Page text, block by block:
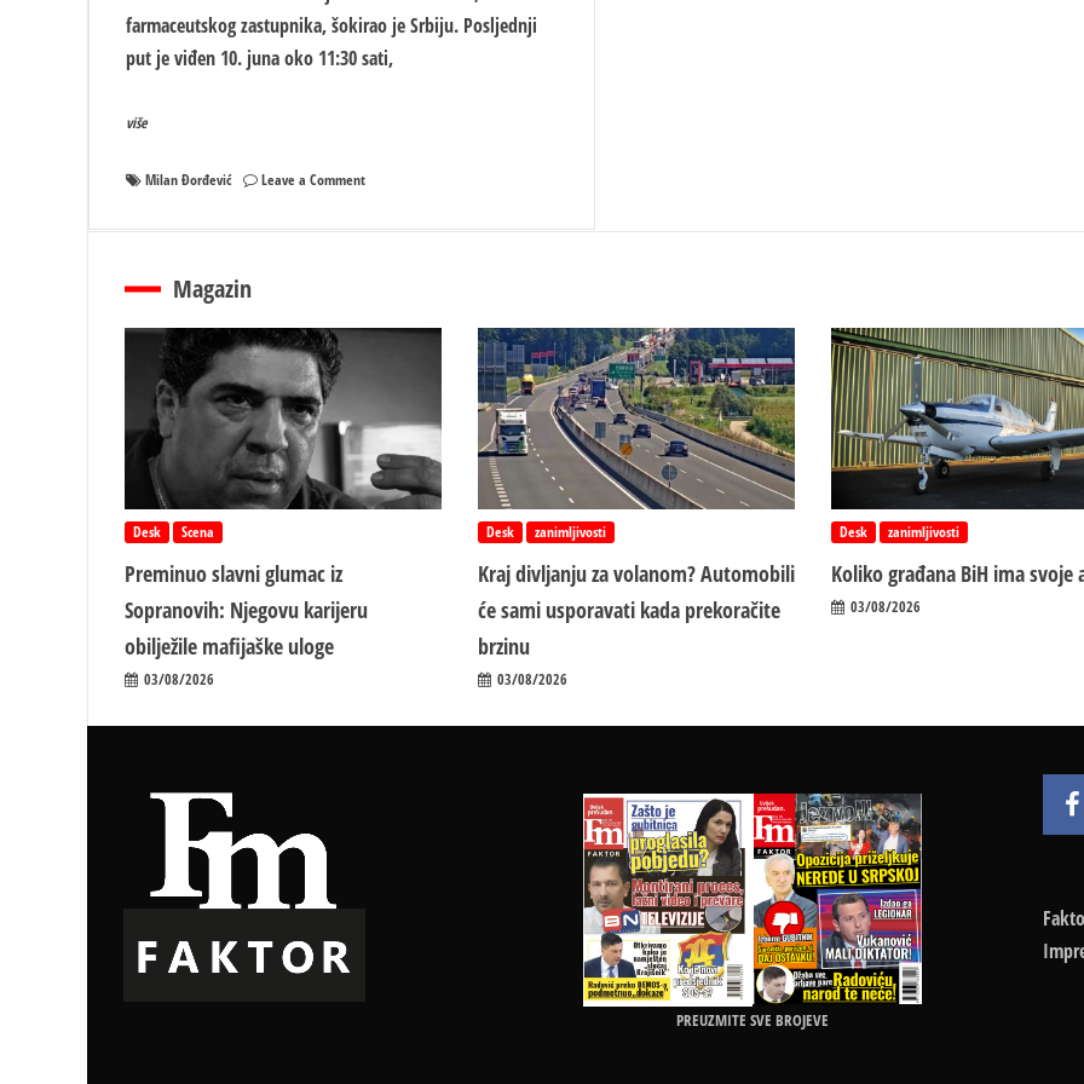
farmaceutskog zastupnika, šokirao je Srbiju. Posljednji
put je viđen 10. juna oko 11:30 sati,
više
Milan Đorđević Leave a Commenton
za
nastavlja:
obraila
Magazin
Desk Scena
Preminuo slavni glumac iz
Sopranovih: Njegovu karijeru
obilježile mafijaške uloge
03/08/2026
Desk zanimljivosti
Kraj divljanju za volanom? Automobili
će sami usporavati kada prekoračite
brzinu
03/08/2026
Desk zanimljivosti
Koliko građana BiH ima svoje
03/08/2026
PREUZMITE SVE BROJEVE